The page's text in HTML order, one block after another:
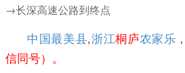
→长深高速公路到终点
中国最美县,浙江桐庐农家乐
信同号）。